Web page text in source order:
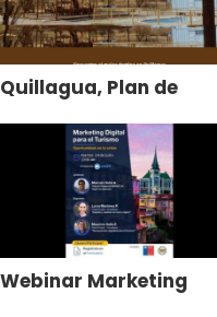
Quillagua, Plan de
Comercialización
Turística
Webinar Marketing